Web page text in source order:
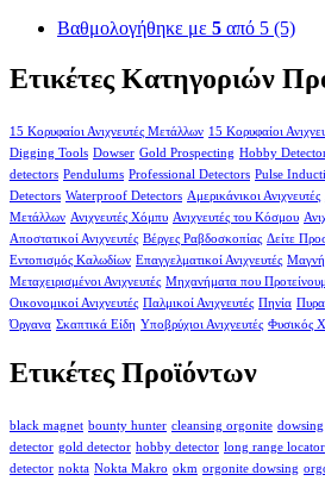
Βαθμολογήθηκε με 5 από 5 (5)
Ετικέτες Κατηγοριών
15 Κορυφαίοι Ανιχνευτές Μετάλλων 15 Κορυφαίοι
Digging Tools Dowser Gold Prospecting Hobby
detectors Pendulums Professional Detectors Pulse
Detectors Waterproof Detectors Αμερικάνικοι Ανιχνευτές
Μετάλλων Ανιχνευτές Χόμπυ Ανιχνευτές του Κόσμου
Αποστατικοί Ανιχνευτές Βέργες Ραβδοσκοπίας Δείτε
Εντοπισμός Καλωδίων Επαγγελματικοί Ανιχνευτές
Μεταχειρισμένοι Ανιχνευτές Μηχανήματα που
Οικονομικοί Ανιχνευτές Παλμικοί Ανιχνευτές Πηνία
Όργανα Σκαπτικά Είδη Υποβρύχιοι Ανιχνευτές Φυσικός
Ετικέτες Προϊόντων
black magnet bounty hunter cleansing orgonite dowsing
detector gold detector hobby detector long range locator
detector nokta Nokta Makro okm orgonite dowsing